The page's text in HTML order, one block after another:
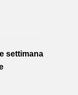
settimana